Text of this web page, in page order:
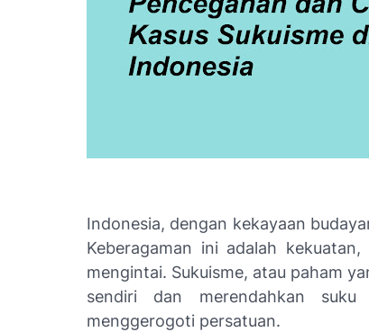
Indonesia, dengan kekayaan
Keberagaman ini adalah
mengintai. Sukuisme, atau paham
sendiri dan merendahkan
menggerogoti persatuan.